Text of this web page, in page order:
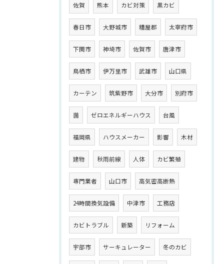
佐賀 熊本 カビ対策 黒カビ
春日市 大野城市 糟屋郡 太宰府市
下関市 神埼市 佐賀市 唐津市
鳥栖市 伊万里市 武雄市 山口県
カーテン 筑紫野市 大分市 別府市
菌 ゼロエネルギーハウス 台風
福岡県 ハウスメーカー 影響 木材
建物 秋雨前線 人体 カビ繁殖
専門業者 山口市 高気密高断熱
24時間換気設備 中津市 工務店
カビトラブル 新築 リフォーム
宇部市 サーキュレーター 冬のカビ